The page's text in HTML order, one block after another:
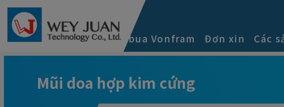
Về chúng tôi Cacbua Vonfram Đơn xin Các
Mũi doa hợp kim cứng
Bảng quản lý cookie